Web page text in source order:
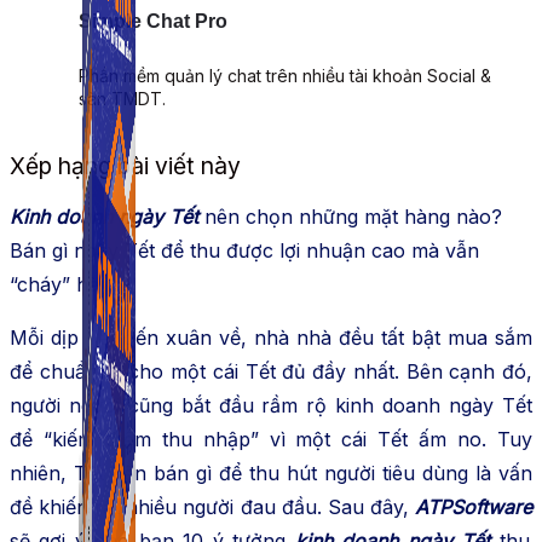
Simple Chat Pro
Phần mềm quản lý chat trên nhiều tài khoản Social &
sàn TMDT.
Xếp hạng bài viết này
Kinh doanh ngày Tếtnên chọn những mặt hàng nào?
Bán gì ngày Tết để thu được lợi nhuận cao mà vẫn
“cháy” hàng?
Mỗi dịp Tết đến xuân về, nhà nhà đều tất bật mua sắm
để chuẩn bị cho một cái Tết đủ đầy nhất. Bên cạnh đó,
người người cũng bắt đầu rầm rộ kinh doanh ngày Tết
để “kiếm thêm thu nhập” vì một cái Tết ấm no. Tuy
nhiên, Tết nên bán gì để thu hút người tiêu dùng là vấn
đề khiến rất nhiều người đau đầu. Sau đây, ATPSoftware